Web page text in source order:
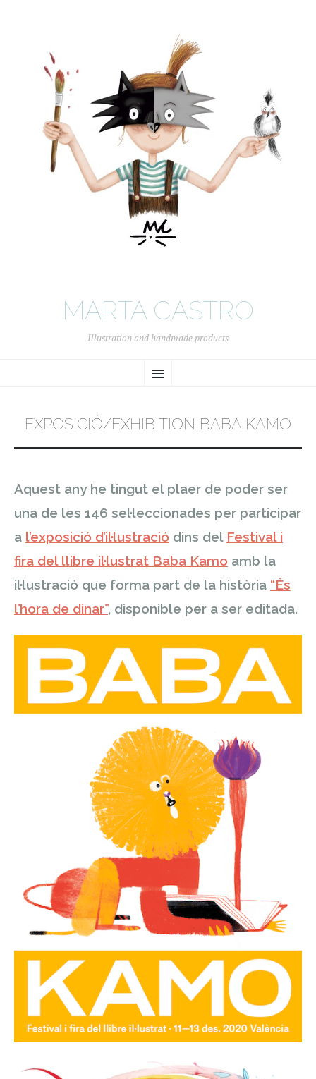
MARTA CASTRO
Illustration and handmade products
Menu
TO
EXPOSICIÓ/EXHIBITION BABA KAMO
Aquest any he tingut el plaer de poder ser
una de les 146 sel·leccionades per participar
a l’exposició d’il·lustració dins del Festival i
fira del llibre il·lustrat Baba Kamo amb la
il·lustració que forma part de la història “És
l’hora de dinar”, disponible per a ser editada.